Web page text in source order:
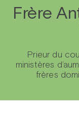
Frère
Prieur du
ministères
frères